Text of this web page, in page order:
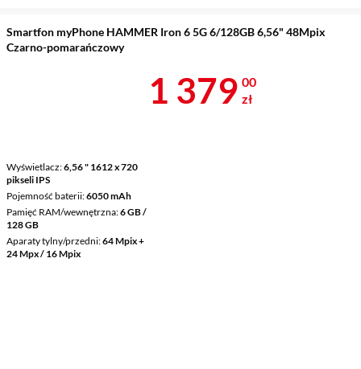
Smartfon myPhone HAMMER Iron 6 5G 6/128GB 6,56" 48Mpix
Czarno-pomarańczowy
Wyświetlacz 6,56 " 1612 x 720
pikseli IPS
Pojemność baterii 6050 mAh
Pamięć RAM/wewnętrzna 6 GB /
128 GB
Aparaty tylny/przedni 64 Mpix +
24 Mpx / 16 Mpix
Cena 1 379 zł
1 379 00
zł